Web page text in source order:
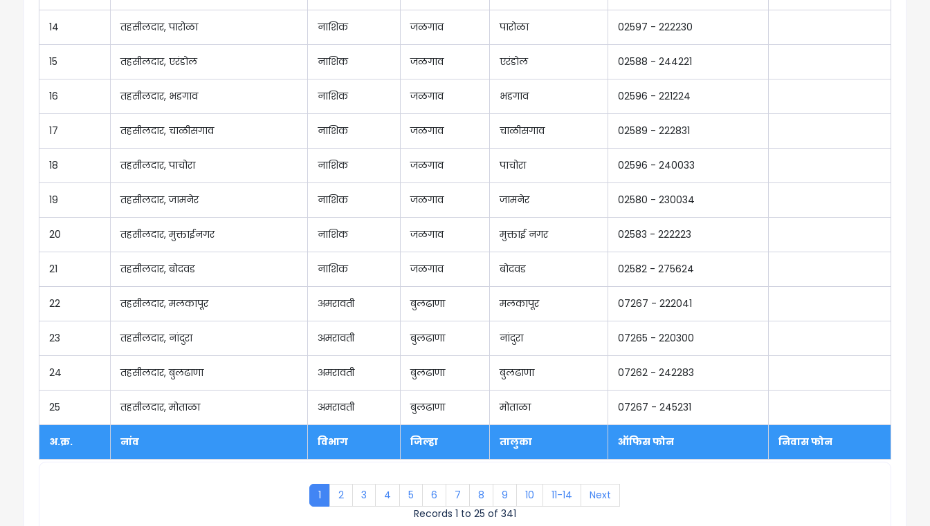
14 तहसीलदार, पारोळा नाशिक जळगाव पारोळा 02597 - 222230
15 तहसीलदार, एरंडोल नाशिक जळगाव एरंडोल 02588 - 244221
16 तहसीलदार, भडगाव नाशिक जळगाव भडगाव 02596 - 221224
17 तहसीलदार, चाळीसगाव नाशिक जळगाव चाळीसगाव 02589 - 222831
18 तहसीलदार, पाचोरा नाशिक जळगाव पाचोरा 02596 - 240033
19 तहसीलदार, जामनेर नाशिक जळगाव जामनेर 02580 - 230034
20 तहसीलदार, मुक्ताईनगर नाशिक जळगाव मुक्ताई नगर 02583 - 222223
21 तहसीलदार, बोदवड नाशिक जळगाव बोदवड 02582 - 275624
22 तहसीलदार, मलकापूर अमरावती बुलढाणा मलकापूर 07267 - 222041
23 तहसीलदार, नांदुरा अमरावती बुलढाणा नांदुरा 07265 - 220300
24 तहसीलदार, बुलढाणा अमरावती बुलढाणा बुलढाणा 07262 - 242283
25 तहसीलदार, मोताळा अमरावती बुलढाणा मोताळा 07267 - 245231
अ.क्र. नांव विभाग जिल्हा तालुका ऑफिस फोन निवास फोन
1 2 3 4 5 6 7 8 9 10 11-14
Next
Records 1 to 25 of 341